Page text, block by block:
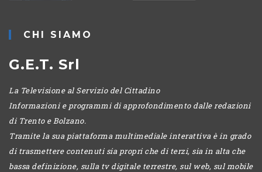
CHI SIAMO
G.E.T. Srl
La Televisione al Servizio del Cittadino
Informazioni e programmi di approfondimento dalle redazioni
di Trento e Bolzano.
Tramite la sua piattaforma multimediale interattiva è in grado
di trasmettere contenuti sia propri che di terzi, sia in alta che
bassa definizione, sulla tv digitale terrestre, sul web, sul mobile